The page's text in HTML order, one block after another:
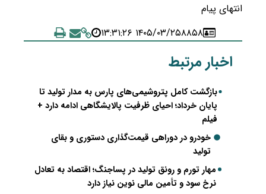
انتهای پیام
۸۸۵۸۱۴۰۵/۰۳/۲۵ ۱۳:۳۱:۲۶
اخبار مرتبط
بازگشت کامل پتروشیمی‌های پارس به مدار تولید تا
پایان خرداد؛ احیای ظرفیت پالایشگاهی ادامه دارد +
فیلم
خودرو در دوراهی قیمت‌گذاری دستوری و بقای
تولید
مهار تورم و رونق تولید در پساجنگ؛ اقتصاد به تعادل
نرخ سود و تأمین مالی نوین نیاز دارد